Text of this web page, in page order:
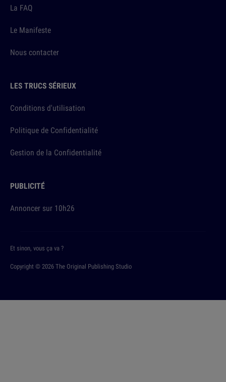
La FAQ
Le Manifeste
Nous contacter
LES TRUCS SÉRIEUX
Conditions d'utilisation
Politique de Confidentialité
Gestion de la Confidentialité
PUBLICITÉ
Annoncer sur 10h26
Copyright © 2026 The Original Publishing Studio
Et sinon, vous ça va ?